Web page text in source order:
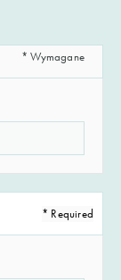
* Wymagane
* Required